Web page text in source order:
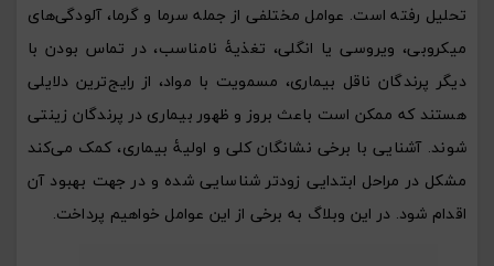
تحلیل رفته است. عوامل مختلفی از جمله سرما و گرما، آلودگی‌های
میکروبی، ویروسی یا انگلی، تغذیۀ نامناسب، در تماس بودن با
دیگر پرندگان ناقل بیماری، مسمویت با مواد، از رایج‌ترین دلایلی
هستند که ممکن است باعث بروز و ظهور بیماری در پرندگان زینتی
شوند. آشنایی با برخی نشانگان کلی و اولیۀ بیماری، کمک می‌کند
مشکل در مراحل ابتدایی زودتر شناسایی شده و در جهت بهبود آن
اقدام شود. در این وبلاگ به برخی از این عوامل خواهیم پرداخت.